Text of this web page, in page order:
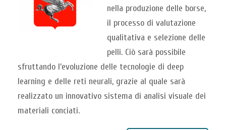
nella produzione delle borse,
il processo di valutazione
qualitativa e selezione delle
pelli. Ciò sarà possibile
sfruttando l’evoluzione delle tecnologie di deep
learning e delle reti neurali, grazie al quale sarà
realizzato un innovativo sistema di analisi visuale dei
materiali conciati.